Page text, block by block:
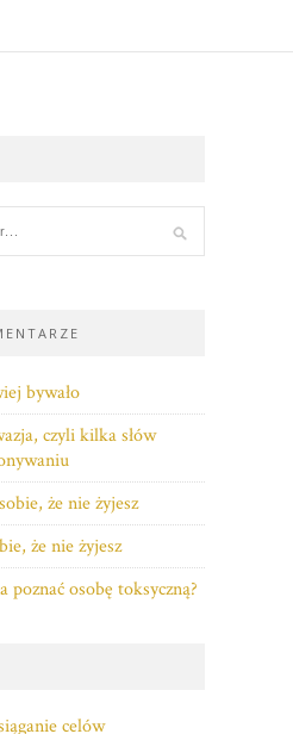
bywało
czyli kilka słów
że nie żyjesz
że nie żyjesz
poznać osobę toksyczną?
celów